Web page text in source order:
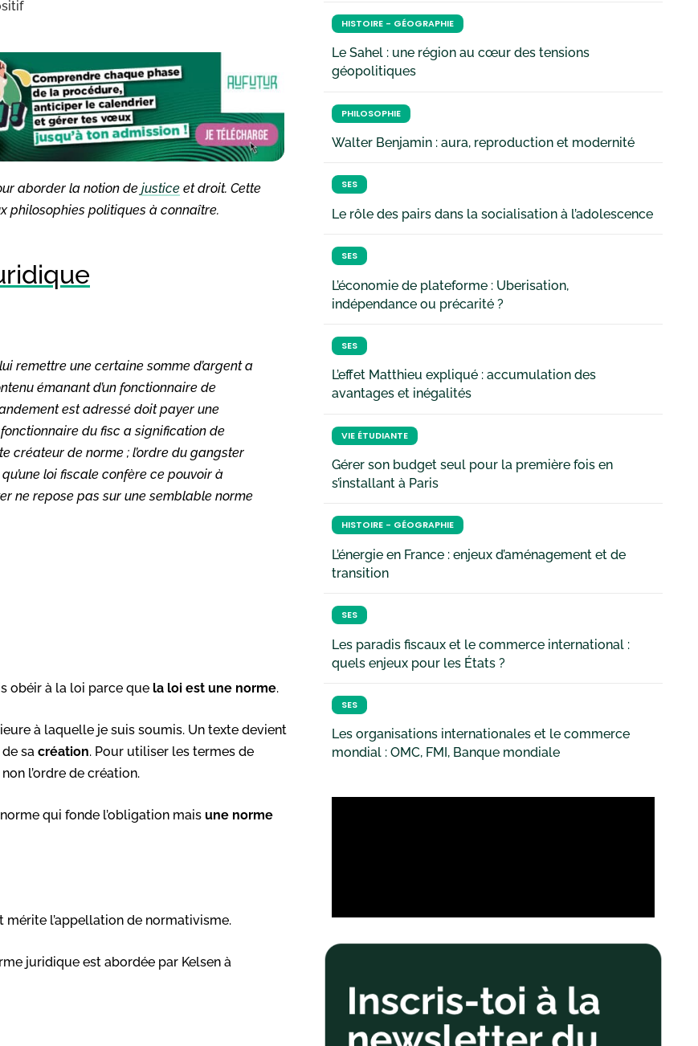
aborder la notion de justice et droit. Cette
philosophies politiques à connaître.
remettre une certaine somme d’argent a
émanant d’un fonctionnaire de
est adressé doit payer une
fonctionnaire du fisc a signification de
créateur de norme ; l’ordre du gangster
loi fiscale confère ce pouvoir à
ne repose pas sur une semblable norme
obéir à la loi parce que la loi est une norme.
à laquelle je suis soumis. Un texte devient
sa création. Pour utiliser les termes de
l’ordre de création.
qui fonde l’obligation mais une norme
mérite l’appellation de normativisme.
juridique est abordée par Kelsen à
HISTOIRE - GÉOGRAPHIE
Le Sahel : une région au cœur des tensions
géopolitiques
PHILOSOPHIE
Walter Benjamin : aura, reproduction et modernité
SES
Le rôle des pairs dans la socialisation à l’adolescence
SES
L’économie de plateforme : Uberisation,
indépendance ou précarité ?
SES
L’effet Matthieu expliqué : accumulation des
avantages et inégalités
VIE ÉTUDIANTE
Gérer son budget seul pour la première fois en
s’installant à Paris
HISTOIRE - GÉOGRAPHIE
L’énergie en France : enjeux d’aménagement et de
transition
SES
Les paradis fiscaux et le commerce international :
quels enjeux pour les États ?
SES
Les organisations internationales et le commerce
mondial : OMC, FMI, Banque mondiale